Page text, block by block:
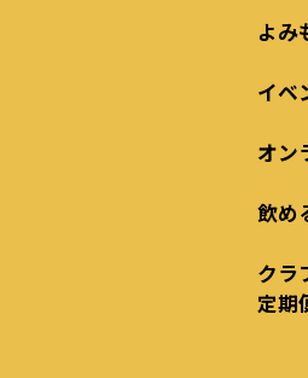
よみ
イベ
オン
飲め
クラ
定期